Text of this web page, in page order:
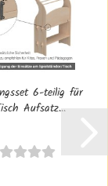
6-teilig für
Aufsatz...